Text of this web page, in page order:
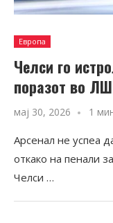
Европа
Челси го
поразот во
мај 30, 2026 1
Арсенал не успеа
откако на пенали
Челси …